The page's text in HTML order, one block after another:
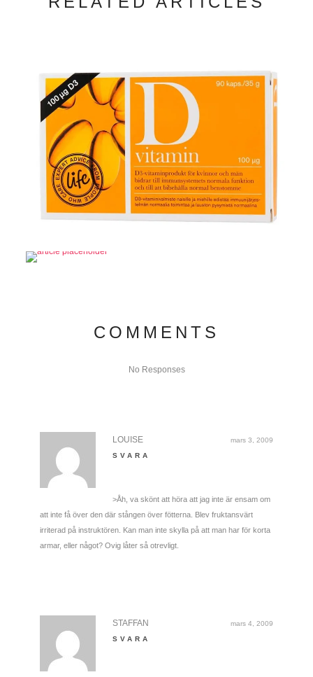
COMMENTS
No Responses
mars 3, 2009
LOUISE
SVARA
>Åh, va skönt att höra att jag inte är ensam om
att inte få över den där stången över fötterna. Blev fruktansvärt
irriterad på instruktören. Kan man inte skylla på att man har för korta
armar, eller något? Ovig låter så otrevligt.
mars 4, 2009
STAFFAN
SVARA